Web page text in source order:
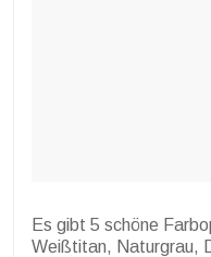
Es gibt 5 schöne
Weißtitan, Naturgrau,